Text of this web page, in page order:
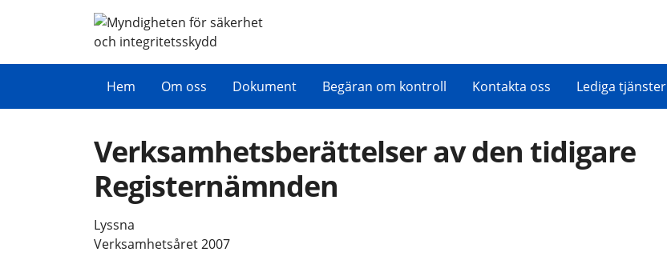
Hem Om oss Dokument Begäran om kontroll Kontakta oss Lediga tjänster
Verksamhetsberättelser av den tidigare
Registernämnden
Lyssna
Verksamhetsåret 2007